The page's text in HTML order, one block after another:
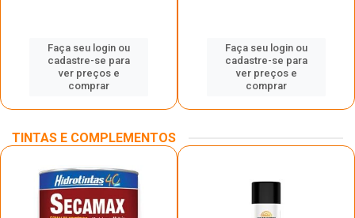
Faça seu login ou
cadastre-se para
ver preços e
comprar
Faça seu login ou
cadastre-se para
ver preços e
comprar
TINTAS E COMPLEMENTOS